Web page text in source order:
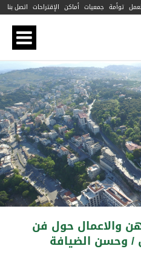
اتصل بنا الإقتراحات أماكن جمعيات توأمة
والاعمال حول فن
/ وحسن الضيافة